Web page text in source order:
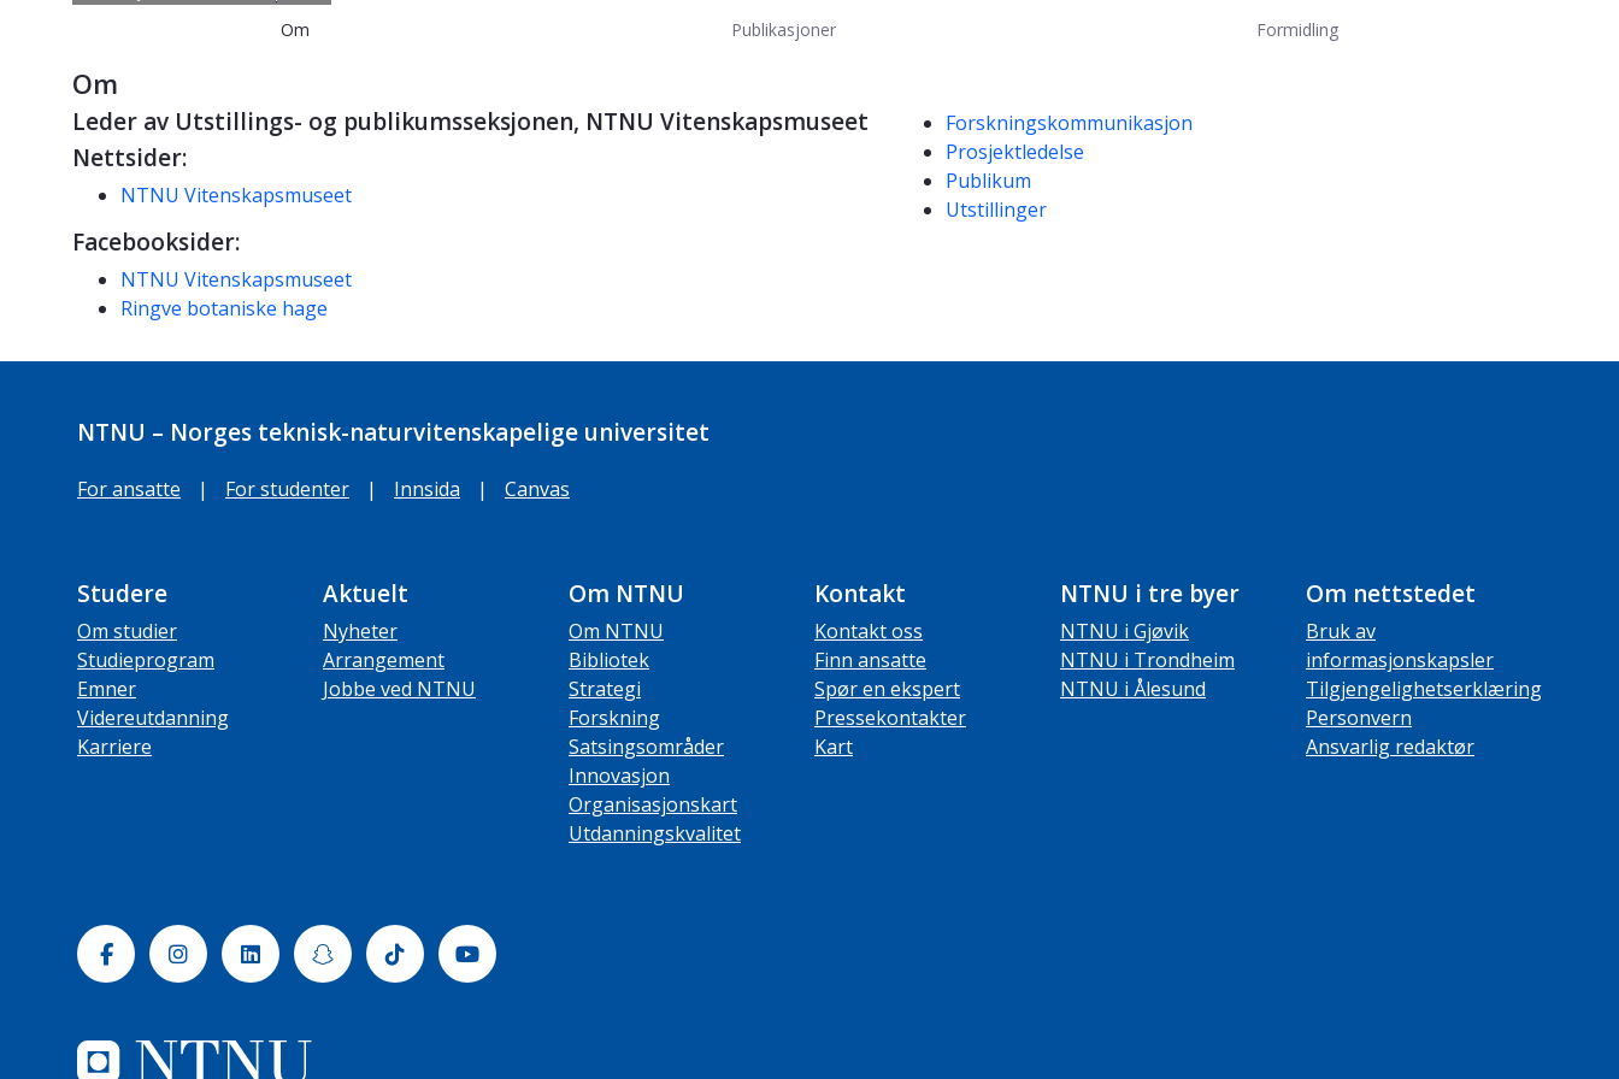
Om Publikasjoner Formidling
Om
Leder av Utstillings- og publikumsseksjonen, NTNU Vitenskapsmuseet
Nettsider:
NTNU Vitenskapsmuseet
Facebooksider:
NTNU Vitenskapsmuseet
Ringve botaniske hage
Kompetanseord
Forskningskommunikasjon
Prosjektledelse
Publikum
Utstillinger
NTNU – Norges teknisk-naturvitenskapelige universitet
For ansatte | For studenter | Innsida | Canvas
Studere
Om studier
Studieprogram
Emner
Videreutdanning
Karriere
Aktuelt
Nyheter
Arrangement
Jobbe ved NTNU
Om NTNU
Om NTNU
Bibliotek
Strategi
Forskning
Satsingsområder
Innovasjon
Organisasjonskart
Utdanningskvalitet
Kontakt
Kontakt oss
Finn ansatte
Spør en ekspert
Pressekontakter
Kart
NTNU i tre byer
NTNU i Gjøvik
NTNU i Trondheim
NTNU i Ålesund
Om nettstedet
Bruk av
informasjonskapsler
Tilgjengelighetserklæring
Personvern
Ansvarlig redaktør
FacebookInstagramLinkedinSnapchatTiktok Youtube